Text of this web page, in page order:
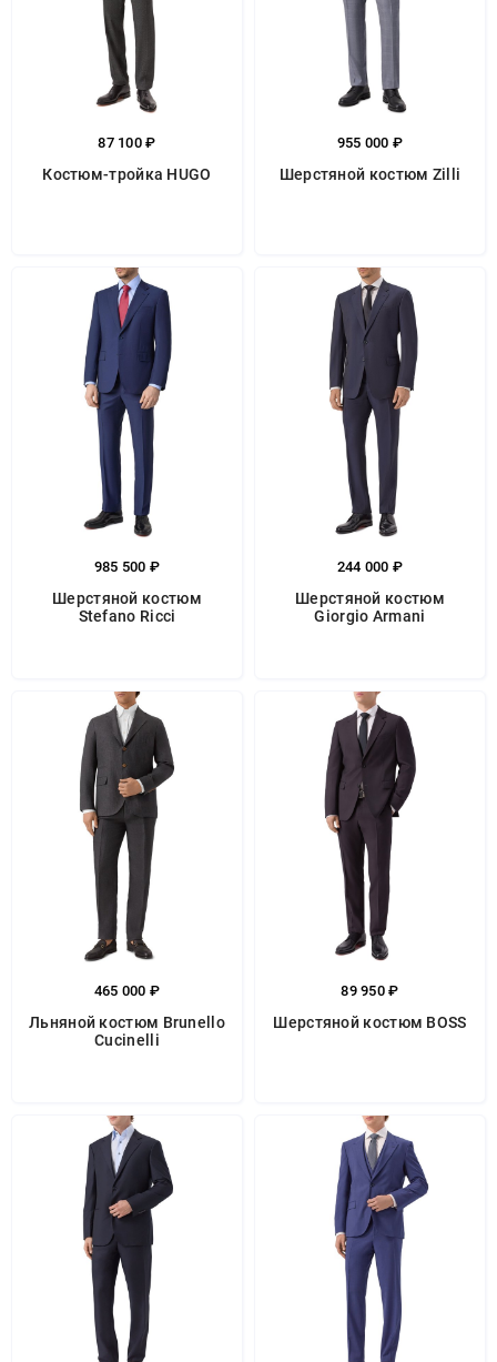
87 100 ₽
Костюм-тройка HUGO
955 000 ₽
Шерстяной костюм Zilli
985 500 ₽
Шерстяной костюм
Stefano Ricci
244 000 ₽
Шерстяной костюм
Giorgio Armani
465 000 ₽
Льняной костюм Brunello
Cucinelli
89 950 ₽
Шерстяной костюм BOSS